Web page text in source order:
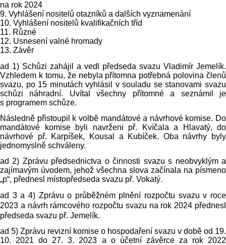
na rok 2024
9. Vyhlášení nositelů otazníků a dalších vyznamenání
10. Vyhlášení nositelů kvalifikačních tříd
11. Různé
12. Usnesení valné hromady
13. Závěr
ad 1) Schůzi zahájil a vedl předseda svazu Vladimír Jemelík.
Vzhledem k tomu, že nebyla přítomna potřebná polovina členů
svazu, po 15 minutách vyhlásil v souladu se stanovami svazu
schůzi náhradní. Uvítal všechny přítomné a seznámil je
s programem schůze.
Následně přistoupil k volbě mandátové a návrhové komise. Do
mandátové komise byli navrženi př. Kvíčala a Hlavatý, do
návrhové př. Karpíšek, Kousal a Kubíček. Oba návrhy byly
jednomyslně schváleny.
ad 2) Zprávu předsednictva o činnosti svazu s neobvyklým a
zajímavým úvodem, jehož všechna slova začínala na písmeno
„p“, přednesl místopředseda svazu př. Vokatý.
ad 3 a 4) Zprávu o průběžném plnění rozpočtu svazu v roce
2023 a návrh rámcového rozpočtu svazu na rok 2024 přednesl
předseda svazu př. Jemelík.
ad 5) Zprávu revizní komise o hospodaření svazu v době od 19.
10. 2021 do 27. 3. 2023 a o účetní závěrce za rok 2022